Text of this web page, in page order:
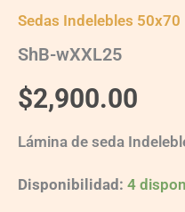
Sedas Indelebles 50x70
ShB-wXXL25
$2,900.00
Lámina de seda
Disponibilidad: 4